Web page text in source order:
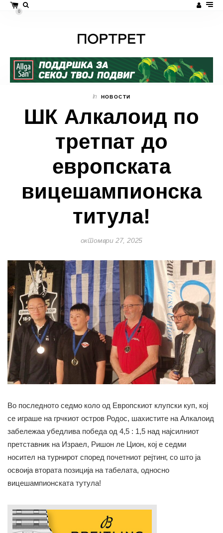
0
In НОВОСТИ
ШК Алкалоид по
третпат до
европската
вицешампионска
титула!
октомври 27, 2025
Во последното седмо коло од Европскиот клупски куп, кој
се играше на грчкиот остров Родос, шахистите на Алкалоид
забележаа убедлива победа од 4,5 : 1,5 над најсилниот
претставник на Израел, Ришон ле Цион, кој е седми
носител на турнирот според почетниот рејтинг, со што ја
освоија втората позиција на табелата, односно
вицешампионската тутула!